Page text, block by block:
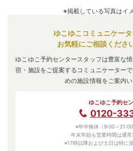
痛、肩こり、腰痛、関節痛、しび
病、胃腸病、冷え性、高血圧、糖
※掲載している写真はイ
ゆこゆこコミュニケー
お気軽にご相談ください
ゆこゆこ予約センタースタッフは豊富な
宿・施設をご提案するコミュニケーター
めの施設情報をご案内い
ゆこゆこ予約セ
0120-
※年中無休（9:00～21:00
年末年始も営業時間は通常
※17時以降および土日は特に